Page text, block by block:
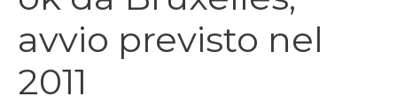
avvio previsto nel
2011